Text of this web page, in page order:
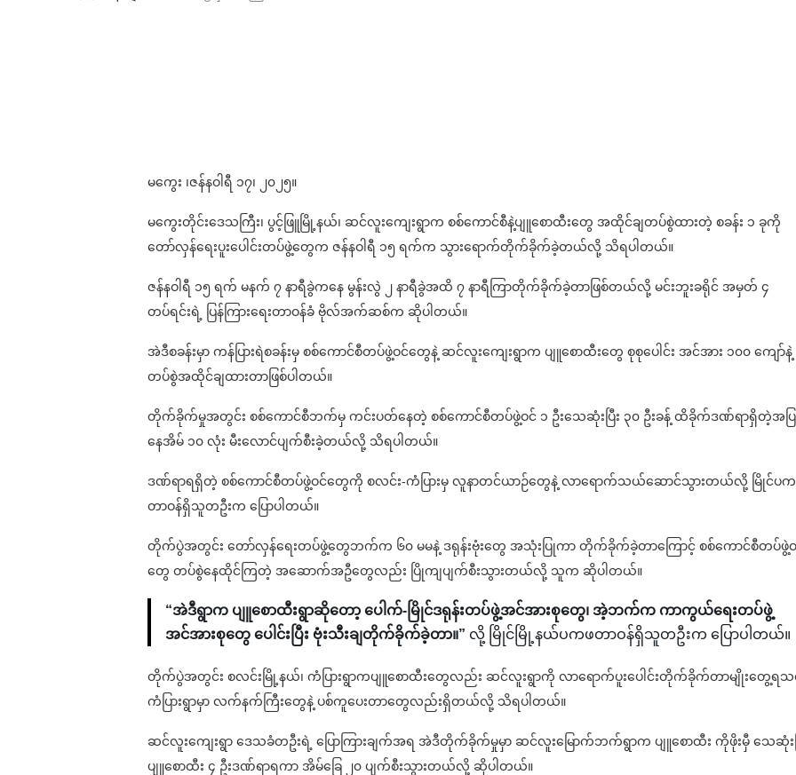
မကွေး ၊ဇန်နဝါရီ ၁၇၊ ၂၀၂၅။
မကွေးတိုင်းဒေသကြီး၊ ပွင့်ဖြူမြို့နယ်၊ ဆင်လူးကျေးရွာက စစ်ကောင်စီနဲ့ပျူစောထီးတွေ အထိုင်ချတပ်စွဲထားတဲ့ စခန်း ၁ ခုကို
တော်လှန်ရေးပူးပေါင်းတပ်ဖွဲ့တွေက ဇန်နဝါရီ ၁၅ ရက်က သွားရောက်တိုက်ခိုက်ခဲ့တယ်လို့ သိရပါတယ်။
ဇန်နဝါရီ ၁၅ ရက် မနက် ၇ နာရီခွဲကနေ မွန်းလွဲ ၂ နာရီခွဲအထိ ၇ နာရီကြာတိုက်ခိုက်ခဲ့တာဖြစ်တယ်လို့ မင်းဘူးခရိုင် အမှတ် ၄
တပ်ရင်းရဲ့ ပြန်ကြားရေးတာဝန်ခံ ဗိုလ်အက်ဆစ်က ဆိုပါတယ်။
အဲဒီစခန်းမှာ ကန်ပြားရဲစခန်းမှ စစ်ကောင်စီတပ်ဖွဲ့ဝင်တွေနဲ့ ဆင်လူးကျေးရွာက ပျူစောထီးတွေ စုစုပေါင်း အင်အား ၁၀၀ ကျော်နဲ့
တပ်စွဲအထိုင်ချထားတာဖြစ်ပါတယ်။
တိုက်ခိုက်မှုအတွင်း စစ်ကောင်စီဘက်မှ ကင်းပတ်နေတဲ့ စစ်ကောင်စီတပ်ဖွဲ့ဝင် ၁ ဦးသေဆုံးပြီး ၃၀ ဦးခန့် ထိခိုက်ဒဏ်ရာရှိတဲ့အပ
နေအိမ် ၁၀ လုံး မီးလောင်ပျက်စီးခဲ့တယ်လို့ သိရပါတယ်။
ဒဏ်ရာရရှိတဲ့ စစ်ကောင်စီတပ်ဖွဲ့ဝင်တွေကို စလင်း-ကံပြားမှ လူနာတင်ယာဉ်တွေနဲ့ လာရောက်သယ်ဆောင်သွားတယ်လို့ မြိုင်ပ
တာဝန်ရှိသူတဦးက ပြောပါတယ်။
တိုက်ပွဲအတွင်း တော်လှန်ရေးတပ်ဖွဲ့တွေဘက်က ၆၀ မမနဲ့ ဒရုန်းဗုံးတွေ အသုံးပြုကာ တိုက်ခိုက်ခဲ့တာကြောင့် စစ်ကောင်စီတပ်ဖွဲ့
တွေ တပ်စွဲနေထိုင်ကြတဲ့ အဆောက်အဦတွေလည်း ပြိုကျပျက်စီးသွားတယ်လို့ သူက ဆိုပါတယ်။
“အဲဒီရွာက ပျူစောထီးရွာဆိုတော့ ပေါက်-မြိုင်ဒရုန်းတပ်ဖွဲ့အင်အားစုတွေ၊ အဲ့ဘက်က ကာကွယ်ရေးတပ်ဖွဲ့
အင်အားစုတွေ ပေါင်းပြီး ဗုံးသီးချတိုက်ခိုက်ခဲ့တာ။” လို့ မြိုင်မြို့နယ်ပကဖတာဝန်ရှိသူတဦးက ပြောပါတယ်။
တိုက်ပွဲအတွင်း စလင်းမြို့နယ်၊ ကံပြားရွာကပျူစောထီးတွေလည်း ဆင်လူးရွာကို လာရောက်ပူးပေါင်းတိုက်ခိုက်တာမျိုးတွေ့ရ
ကံပြားရွာမှာ လက်နက်ကြီးတွေနဲ့ ပစ်ကူပေးတာတွေလည်းရှိတယ်လို့ သိရပါတယ်။
ဆင်လူးကျေးရွာ ဒေသခံတဦးရဲ့ ပြောကြားချက်အရ အဲဒီတိုက်ခိုက်မှုမှာ ဆင်လူးမြောက်ဘက်ရွာက ပျူစောထီး ကိုဖိုးမှီ သေဆုံးပ
ပျူစောထီး ၄ ဦးဒဏ်ရာရကာ အိမ်ခြေ ၂၀ ပျက်စီးသွားတယ်လို့ ဆိုပါတယ်။